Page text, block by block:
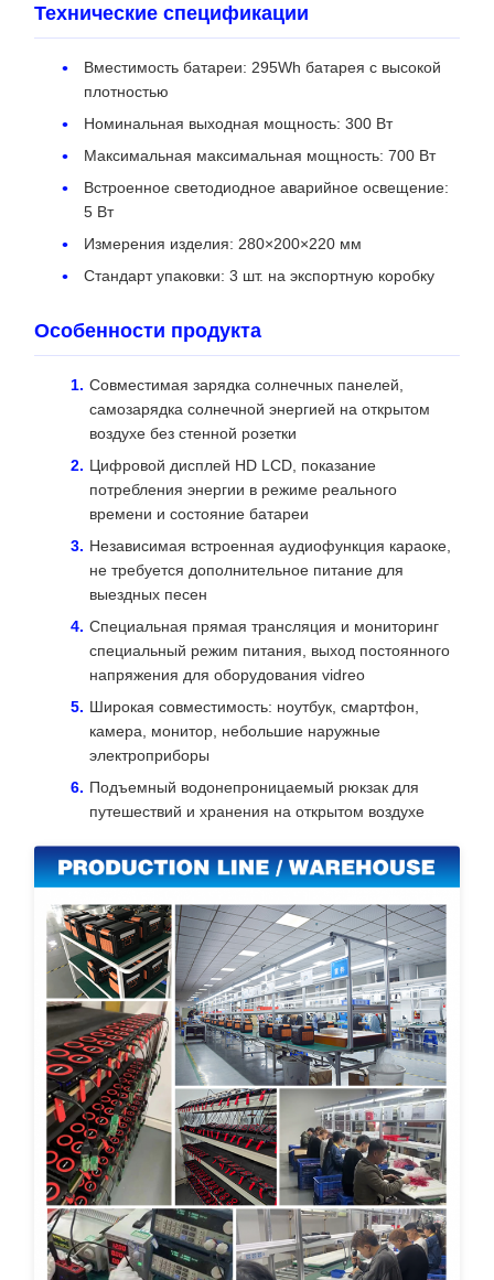
Технические спецификации
Вместимость батареи: 295Wh батарея с высокой
плотностью
Номинальная выходная мощность: 300 Вт
Максимальная максимальная мощность: 700 Вт
Встроенное светодиодное аварийное освещение:
5 Вт
Измерения изделия: 280×200×220 мм
Стандарт упаковки: 3 шт. на экспортную коробку
Особенности продукта
Совместимая зарядка солнечных панелей,
самозарядка солнечной энергией на открытом
воздухе без стенной розетки
Цифровой дисплей HD LCD, показание
потребления энергии в режиме реального
времени и состояние батареи
Независимая встроенная аудиофункция караоке,
не требуется дополнительное питание для
выездных песен
Специальная прямая трансляция и мониторинг
специальный режим питания, выход постоянного
напряжения для оборудования vidreo
Широкая совместимость: ноутбук, смартфон,
камера, монитор, небольшие наружные
электроприборы
Подъемный водонепроницаемый рюкзак для
путешествий и хранения на открытом воздухе